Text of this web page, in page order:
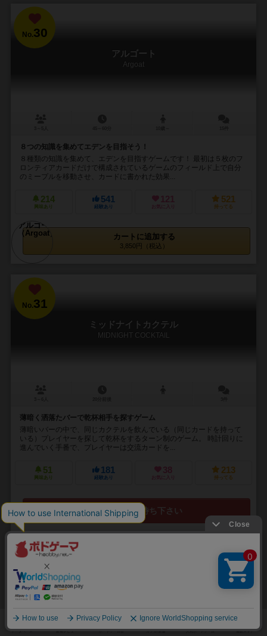
No.30
アルゴート
Argoat
８つの知識を集めてエデンを目指そう！
８種類の知識を集めて、エデンを目指すゲームです！ 最初は５枚のフ
ロンティアカードだけで構成されているゲームのフィールド上で自分
のミープルを移動させ、カードに書かれた効果...
214
興味あり
541
経験あり
121
お気に入り
521
持ってる
カートに追加する
3,850円（税込）
No.31
ミッドナイトカクテル
MIDNIGHT COCKTAIL
薄暗く洒落たバーで乾杯相手を探すゲーム
薄暗いバーの中で、同じカクテルを飲んでいる（同じカードを持って
いる）プレイヤーを探して乾杯をするターン制のゲーム。 時計回りに
進んでいく手番で、プレイヤーは交流カードを...
51
興味あり
181
経験あり
38
お気に入り
213
持ってる
再入荷までお待ち下さい
No.32